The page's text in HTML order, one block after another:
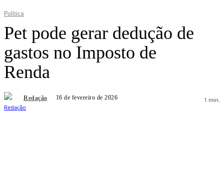
Política
Pet pode gerar dedução de
gastos no Imposto de
Renda
Redação 16 de fevereiro de 2026 1 min.